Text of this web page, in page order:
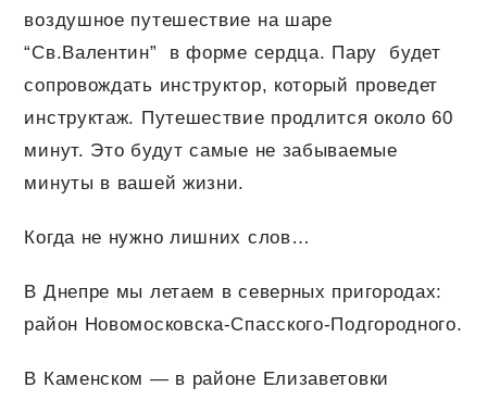
воздушное путешествие на шаре
“Св.Валентин” в форме сердца. Пару будет
сопровождать инструктор, который проведет
инструктаж. Путешествие продлится около 60
минут. Это будут самые не забываемые
минуты в вашей жизни.
Когда не нужно лишних слов…
В Днепре мы летаем в северных пригородах:
район Новомосковска-Спасского-Подгородного.
В Каменском — в районе Елизаветовки